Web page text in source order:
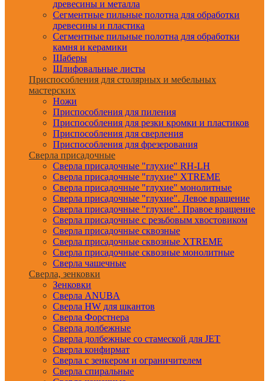
древесины и металла
Сегментные пильные полотна для обработки
древесины и пластика
Сегментные пильные полотна для обработки
камня и керамики
Шаберы
Шлифовальные листы
Приспособления для столярных и мебельных
мастерских
Ножи
Приспособления для пиления
Приспособления для резки кромки и пластиков
Приспособления для сверления
Приспособления для фрезерования
Сверла присадочные
Сверла присадочные "глухие" RH-LH
Сверла присадочные "глухие" XTREME
Сверла присадочные "глухие" монолитные
Сверла присадочные "глухие". Левое вращение
Сверла присадочные "глухие". Правое вращение
Сверла присадочные с резьбовым хвостовиком
Сверла присадочные сквозные
Сверла присадочные сквозные XTREME
Сверла присадочные сквозные монолитные
Сверла чашечные
Сверла, зенковки
Зенковки
Сверла ANUBA
Сверла HW для шкантов
Сверла Форстнера
Сверла долбежные
Сверла долбежные со стамеской для JET
Сверла конфирмат
Сверла с зенкером и ограничителем
Сверла спиральные